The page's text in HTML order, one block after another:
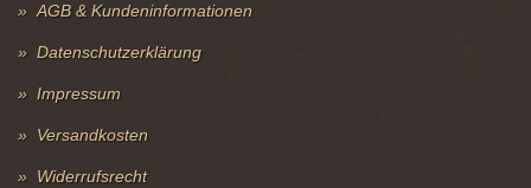
AGB & Kundeninformationen
Datenschutzerklärung
Impressum
Versandkosten
Widerrufsrecht